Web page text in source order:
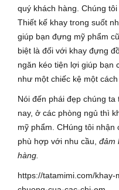
quý khách hàng. Chúng
Thiết kế khay trong suốt
giúp bạn đựng mỹ phẩm
biệt là đối với khay đựng
ngăn kéo tiện lợi giúp bạn
như một chiếc kệ một
Nói đến phái đẹp chúng
nay, ở các phòng ngủ thì
mỹ phẩm. CHúng tôi nhận
phù hợp với nhu cầu, đảm
hàng.